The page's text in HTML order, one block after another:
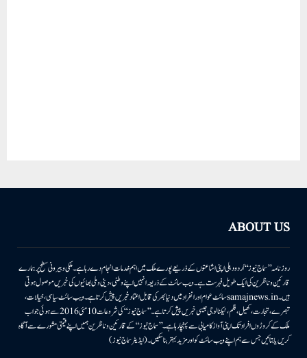
ABOUT US
روزنامہ ’’سماج نیوز‘‘ اُردو دہلی اپنی اشاعتوں کے ذریعے پورے ملک میں اہم خدمات انجام دے رہا ہے۔ ملکی وبیرونی سطح پر ہمارے
قارئین وناظرین کی ایک طویل فہرست ہے۔ ویب سائٹ کے ذریعہ انہیں اپنے وطنی، دینی وملی بھائیوں کی خبریں موصول ہوتی
ہیں۔samajnews.inسائٹ عوام اور انفراد میں دنیا بھر کی قابل اعتماد خبریں پیش کرتا ہے۔ ویب سائٹ سیاسی، خیالات،
تبصرے، تجارت، کھیل، فلم، ٹیکنالوجی جیسی خبریں پیش کرتا ہے۔ ’’سماج نیوز‘‘ کی شروعات 10مئی 2016 سے ہوئی جو اب
ملک کے کروڑوں افراد تک اپنی آواز کامیابی سے پہنچا رہا ہے۔ ’’سماج نیوز‘‘ کے قارئین وناظرین ہمیں اپنے قیمتی مشورے سے آگاہ
کریں یا بتائیں جس سے ہم اپنے ویب سائٹ کو اور مزید بہتر بناسکیں۔ (ایڈیٹر سماج نیوز)